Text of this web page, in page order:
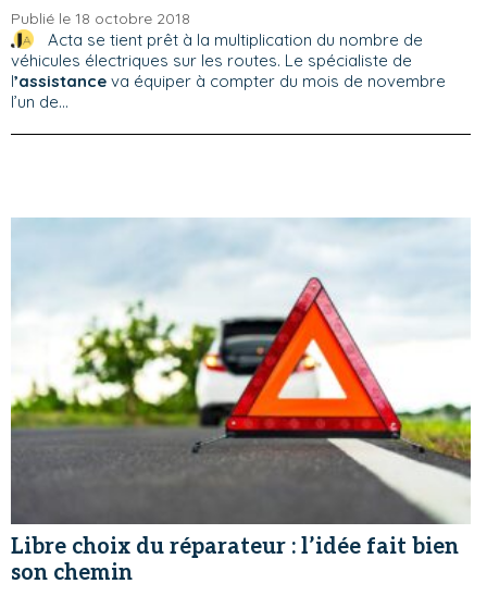
Publié le 18 octobre 2018
Acta se tient prêt à la multiplication du nombre de
véhicules électriques sur les routes. Le spécialiste de
l’assistance va équiper à compter du mois de novembre
l’un de...
Libre choix du réparateur : l’idée fait bien
son chemin